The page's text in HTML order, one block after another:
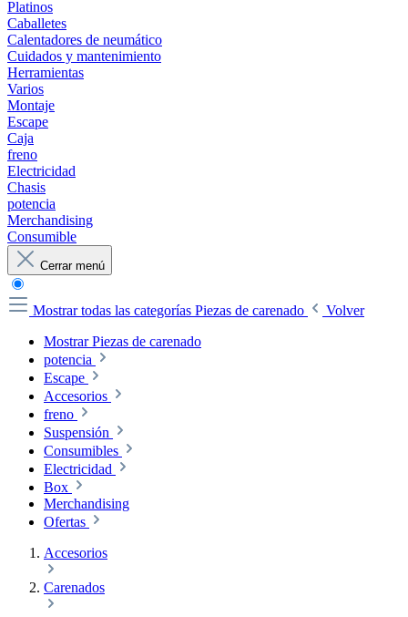
Platinos
Caballetes
Calentadores de neumático
Cuidados y mantenimiento
Herramientas
Varios
Montaje
Escape
Caja
freno
Electricidad
Chasis
potencia
Merchandising
Consumible
Cerrar menú
Mostrar todas las categorías Piezas de carenado
Volver
Mostrar Piezas de carenado
potencia
Escape
Accesorios
freno
Suspensión
Consumibles
Electricidad
Box
Merchandising
Ofertas
Accesorios
Carenados